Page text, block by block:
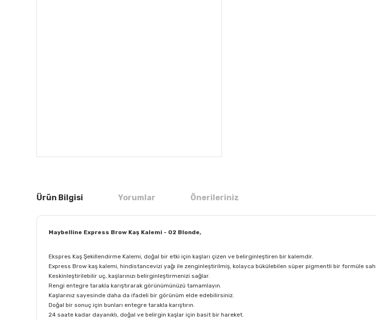
Ürün Bilgisi Yorumlar Önerileriniz
Maybelline Express Brow Kaş Kalemi - 02 Blonde,
Ekspres Kaş Şekillendirme Kalemi, doğal bir etki için kaşları çizen ve belirginleştiren bir kalemdir.
Express Brow kaş kalemi, hindistancevizi yağı ile zenginleştirilmiş, kolayca bükülebilen süper pigmentli bir formüle
Keskinleştirilebilir uç, kaşlarınızı belirginleştirmenizi sağlar.
Rengi entegre tarakla karıştırarak görünümünüzü tamamlayın.
Kaşlarınız sayesinde daha da ifadeli bir görünüm elde edebilirsiniz.
Doğal bir sonuç için bunları entegre tarakla karıştırın.
24 saate kadar dayanıklı, doğal ve belirgin kaşlar için basit bir hareket.